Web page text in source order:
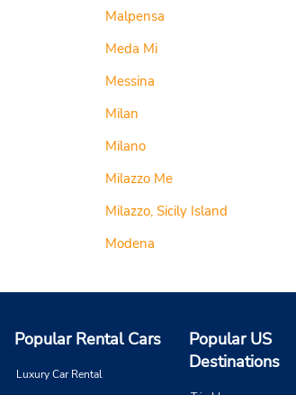
Malpensa
Meda Mi
Messina
Milan
Milano
Milazzo Me
Milazzo, Sicily Island
Modena
Popular Rental Cars
Luxury Car Rental
Popular US
Destinations